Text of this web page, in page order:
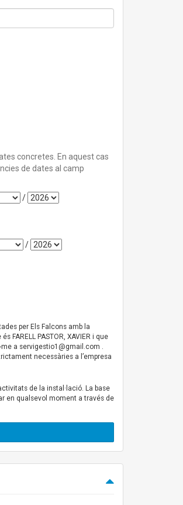
concretes. En aquest cas
de dates al camp
/
/
per Els Falcons amb la
PASTOR, XAVIER i que
a servigestio1@gmail.com .
necessàries a l’empresa
de la instal·lació. La base
en qualsevol moment a través de